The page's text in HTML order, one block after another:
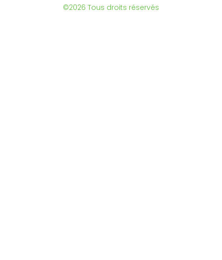
©2026 Tous droits réservés